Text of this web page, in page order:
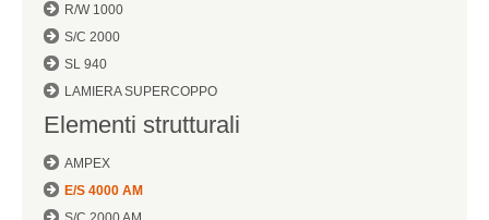
R/W 1000
S/C 2000
SL 940
LAMIERA SUPERCOPPO
Elementi strutturali
AMPEX
E/S 4000 AM